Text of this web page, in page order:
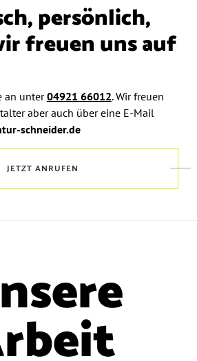
persönlich,
freuen uns auf
an unter04921 66012.Wir freuen
aber auch über eine E-Mail
schneider.de
JETZT ANRUFEN